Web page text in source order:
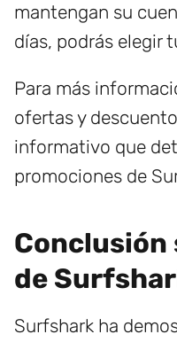
mantengan su
días, podrás elegir
Para más
ofertas y
informativo que
promociones de
Conclusión
de
Surfshark ha